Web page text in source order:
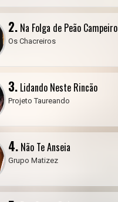
2. Na Folga de Peão Campeiro
Os Chacreiros
3. Lidando Neste Rincão
Projeto Taureando
4. Não Te Anseia
Grupo Matizez